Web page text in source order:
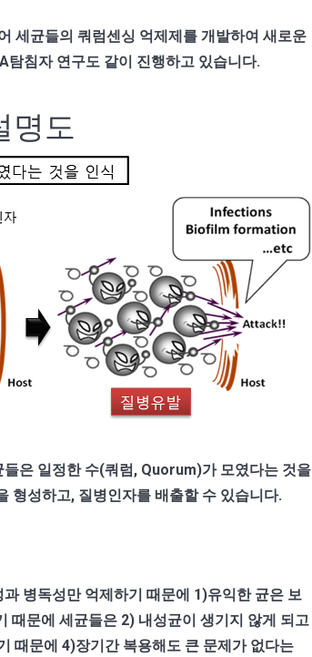
세균들의 쿼럼센싱 억제제를 개발하여 새로운
탐침자 연구도 같이 진행하고 있습니다.
명도
은 일정한 수(쿼럼, Quorum)가 모였다는 것을
형성하고, 질병인자를 배출할 수 있습니다.
병독성만 억제하기 때문에 1)유익한 균은 보
때문에 세균들은 2) 내성균이 생기지 않게 되고
때문에 4)장기간 복용해도 큰 문제가 없다는